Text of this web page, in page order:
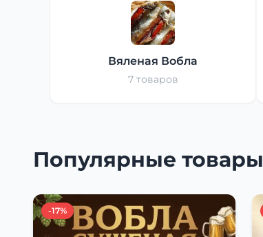
Вяленая Вобла
7 товаров
Популярные товары
-17%